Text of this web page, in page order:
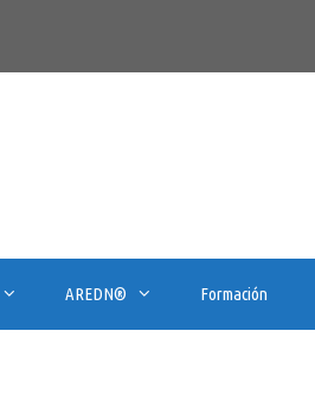
AREDN®️ Formación